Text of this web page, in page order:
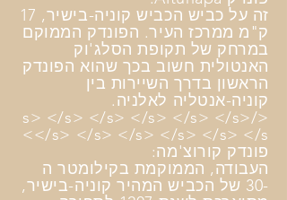
זה על כביש הכביש קוניה-בישיר, 17
ק"מ ממרכז העיר. הפונדק הממוקם
במרחק של תקופת הסלג'וק
האנטולית חשוב בכך שהוא הפונדק
הראשון בדרך השיירות בין
קוניה-אנטליה לאלניה.
</s> </s> </s> </s> </s> </s>
</s> </s> </s> </s> </s> </s>
פונדק קורוצ'מה:
העבודה, הממוקמת בקילומטר ה
-30 של הכביש המהיר קוניה-בישיר,